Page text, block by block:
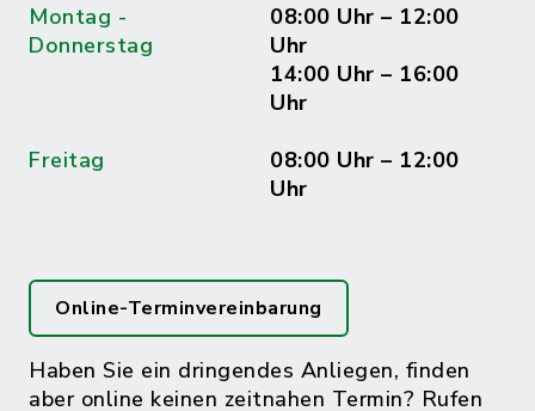
Montag -
Donnerstag
08:00 Uhr – 12:00
Uhr
14:00 Uhr – 16:00
Uhr
Freitag
08:00 Uhr – 12:00
Uhr
Online-Terminvereinbarung
Haben Sie ein dringendes Anliegen, finden
aber online keinen zeitnahen Termin? Rufen